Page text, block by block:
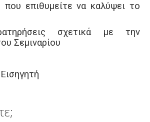
που επιθυμείτε να καλύψει το
σχετικά με την
Σεμιναρίου